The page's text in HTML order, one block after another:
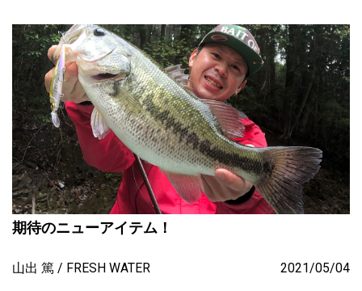
期待のニューアイテム！
山出 篤 FRESH WATER 2021/05/04